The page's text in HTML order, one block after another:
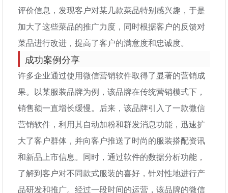
评价信息，发现客户对某几款菜品特别感兴趣，于是
加大了这些菜品的推广力度，同时根据客户的反馈对
菜品进行改进，提高了客户的满意度和忠诚度。
成功案例分享
许多企业通过使用微信营销软件取得了显著的营销成
果。以某服装品牌为例，该品牌在传统营销模式下，
销售额一直增长缓慢。后来，该品牌引入了一款微信
营销软件，利用其自动加粉和群发消息功能，迅速扩
大了客户群体，并向客户推送了时尚的服装搭配资讯
和新品上市信息。同时，通过软件的数据分析功能，
了解到客户对不同款式服装的喜好，针对性地进行产
品研发和推广。经过一段时间的运营，该品牌的微信